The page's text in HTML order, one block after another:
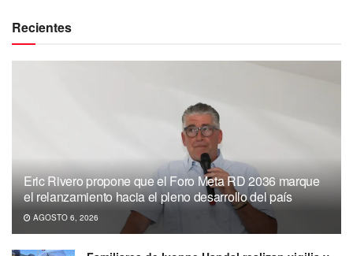
Recientes
Eric Rivero propone que el Foro Meta RD 2036 marque
el relanzamiento hacia el pleno desarrollo del país
AGOSTO 6, 2026